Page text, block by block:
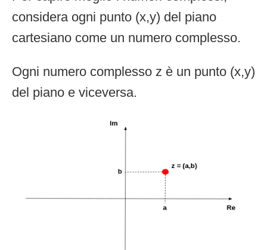
considera ogni punto (x,y) del piano
cartesiano come un numero complesso.
Ogni numero complesso z è un punto (x,y)
del piano e viceversa.